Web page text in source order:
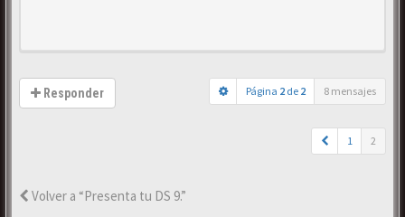
Responder Página 2 de 2 8 mensajes
1 2
Volver a “Presenta tu DS 9.”